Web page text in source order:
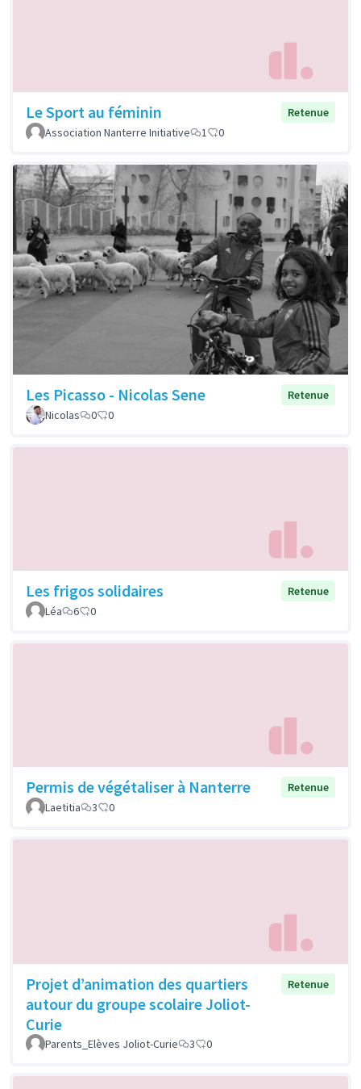
Le Sport au féminin
Retenue
Association Nanterre Initiative
1 0
Les Picasso - Nicolas Sene
Retenue
Nicolas
0 0
Les frigos solidaires
Retenue
Léa
6 0
Permis de végétaliser à Nanterre
Retenue
Laetitia
3 0
Projet d’animation des quartiers
autour du groupe scolaire Joliot-
Curie
Retenue
Parents_Elèves Joliot-Curie 3 0